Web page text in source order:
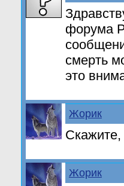
форума
смерть
это
Жорик
Жорик